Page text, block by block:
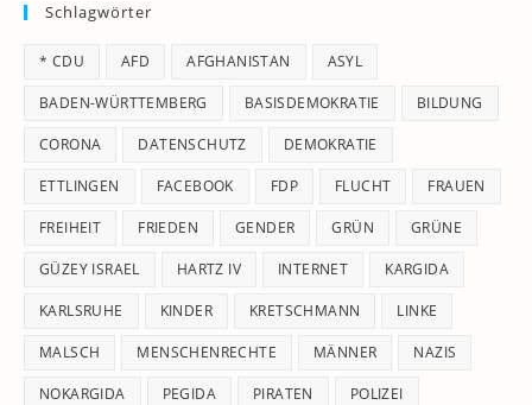
Schlagwörter
* CDU AFD AFGHANISTAN ASYL
BADEN-WÜRTTEMBERG BASISDEMOKRATIE BILDUNG
CORONA DATENSCHUTZ DEMOKRATIE
ETTLINGEN FACEBOOK FDP FLUCHT FRAUEN
FREIHEIT FRIEDEN GENDER GRÜN GRÜNE
GÜZEY ISRAEL HARTZ IV INTERNET KARGIDA
KARLSRUHE KINDER KRETSCHMANN LINKE
MALSCH MENSCHENRECHTE MÄNNER NAZIS
NOKARGIDA PEGIDA PIRATEN POLIZEI